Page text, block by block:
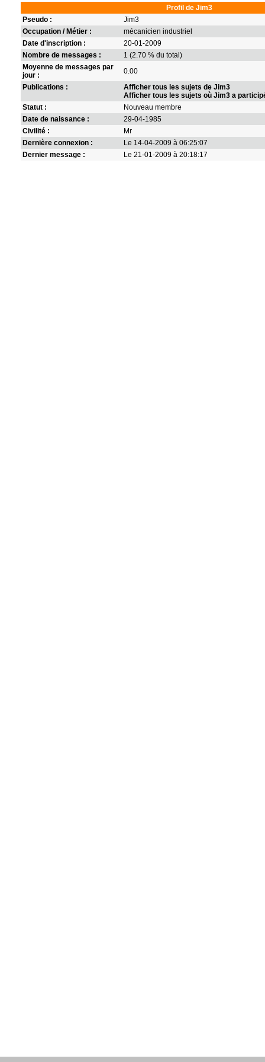
Profil de Jim3
Pseudo :
Jim3
Occupation / Métier :
mécanicien industriel
Date d'inscription :
20-01-2009
Nombre de messages :
1 (2.70 % du total)
Moyenne de messages par
jour :
0.00
Publications :
Afficher tous les sujets de Jim3
Afficher tous les sujets où Jim3 a
Statut :
Nouveau membre
Date de naissance :
29-04-1985
Civilité :
Mr
Dernière connexion :
Le 14-04-2009 à 06:25:07
Dernier message :
Le 21-01-2009 à 20:18:17